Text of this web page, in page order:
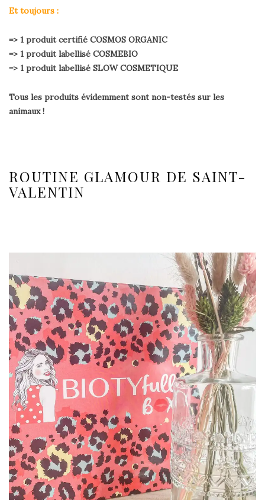
Et toujours :
=> 1 produit certifié COSMOS ORGANIC
=> 1 produit labellisé COSMEBIO
=> 1 produit labellisé SLOW COSMETIQUE
Tous les produits évidemment sont non-testés sur les
animaux !
ROUTINE GLAMOUR DE SAINT-
VALENTIN